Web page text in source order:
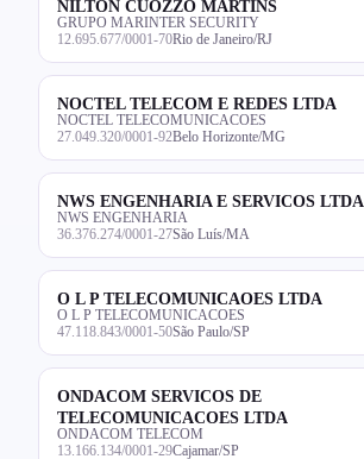
NILTON CUOZZO MARTINS
GRUPO MARINTER SECURITY
12.695.677/0001-70Rio de Janeiro/RJ
NOCTEL TELECOM E REDES LTDA
NOCTEL TELECOMUNICACOES
27.049.320/0001-92Belo Horizonte/MG
NWS ENGENHARIA E SERVICOS LTDA
NWS ENGENHARIA
36.376.274/0001-27São Luís/MA
O L P TELECOMUNICAOES LTDA
O L P TELECOMUNICACOES
47.118.843/0001-50São Paulo/SP
ONDACOM SERVICOS DE
TELECOMUNICACOES LTDA
ONDACOM TELECOM
13.166.134/0001-29Cajamar/SP